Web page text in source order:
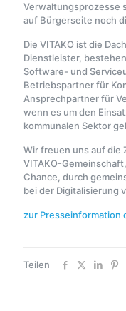
Verwaltungsprozesse
auf Bürgerseite noch
Die VITAKO ist die
Dienstleister,
Software- und
Betriebspartner für
Ansprechpartner für
wenn es um den
kommunalen Sektor
Wir freuen uns auf die
VITAKO-
Chance, durch
bei der Digitalisierung
zur Presseinformation
Teilen